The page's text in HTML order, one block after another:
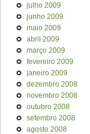
julho 2009
junho 2009
maio 2009
abril 2009
março 2009
fevereiro 2009
janeiro 2009
dezembro 2008
novembro 2008
outubro 2008
setembro 2008
agosto 2008